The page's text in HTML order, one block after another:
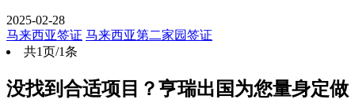
2025-02-28
马来西亚签证 马来西亚第二家园签证
共1页/1条
没找到合适项目？亨瑞出国为您量身定做